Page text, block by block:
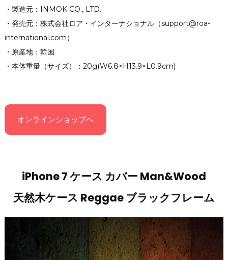
・製造元：INMOK CO., LTD.
・発売元：株式会社ロア・インターナショナル（support@roa-
international.com）
・原産地：韓国
・本体重量（サイズ）：20g(W6.8×H13.9×L0.9cm)
オンラインショップへ
iPhone 7 ケース カバー Man&Wood
天然木ケース Reggae ブラックフレーム